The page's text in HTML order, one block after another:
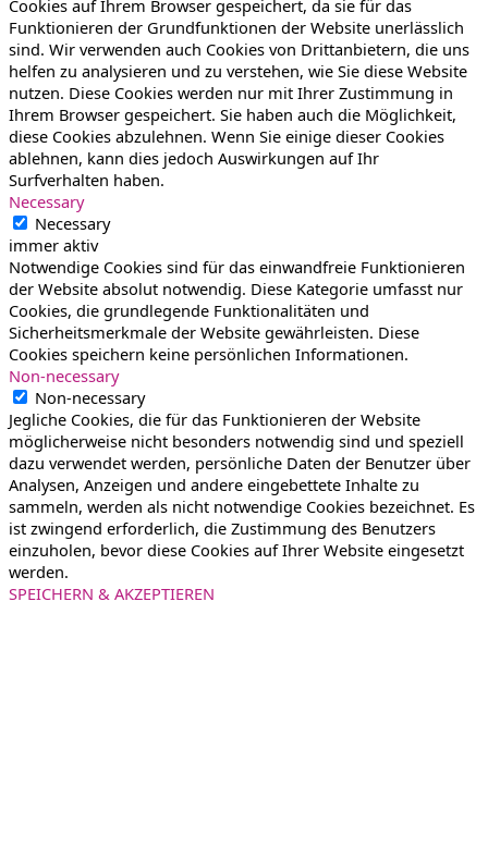
Cookies auf Ihrem Browser gespeichert, da sie für das
Funktionieren der Grundfunktionen der Website unerlässlich
sind. Wir verwenden auch Cookies von Drittanbietern, die uns
helfen zu analysieren und zu verstehen, wie Sie diese Website
nutzen. Diese Cookies werden nur mit Ihrer Zustimmung in
Ihrem Browser gespeichert. Sie haben auch die Möglichkeit,
diese Cookies abzulehnen. Wenn Sie einige dieser Cookies
ablehnen, kann dies jedoch Auswirkungen auf Ihr
Surfverhalten haben.
Necessary
Necessary
immer aktiv
Notwendige Cookies sind für das einwandfreie Funktionieren
der Website absolut notwendig. Diese Kategorie umfasst nur
Cookies, die grundlegende Funktionalitäten und
Sicherheitsmerkmale der Website gewährleisten. Diese
Cookies speichern keine persönlichen Informationen.
Non-necessary
Non-necessary
Jegliche Cookies, die für das Funktionieren der Website
möglicherweise nicht besonders notwendig sind und speziell
dazu verwendet werden, persönliche Daten der Benutzer über
Analysen, Anzeigen und andere eingebettete Inhalte zu
sammeln, werden als nicht notwendige Cookies bezeichnet. Es
ist zwingend erforderlich, die Zustimmung des Benutzers
einzuholen, bevor diese Cookies auf Ihrer Website eingesetzt
werden.
SPEICHERN & AKZEPTIEREN